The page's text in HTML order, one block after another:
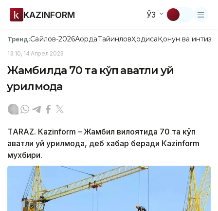
KAZINFORM ЎЗ
Тренд:Сайлов-2026АқордаТайинловҲодисаҚонун ва
13:10, 14 Апрел 2023
Жамбилда 70 та кўп қаватли уй
қурилмоқда
ТARAZ. Кazinform – Жамбил вилоятида 70 та кўп
қаватли уй қурилмоқда, деб хабар беради Кazinform
мухбири.